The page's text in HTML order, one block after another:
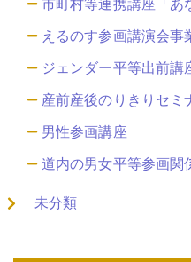
市町村等連携講座「あ
えるのす参画講演会事
ジェンダー平等出前講
産前産後のりきりセミ
男性参画講座
道内の男女平等参画関
未分類